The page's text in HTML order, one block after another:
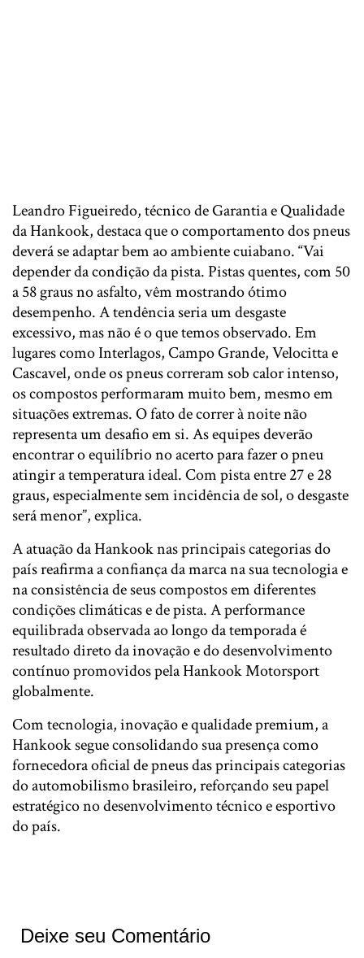
Leandro Figueiredo, técnico de Garantia e Qualidade
da Hankook, destaca que o comportamento dos pneus
deverá se adaptar bem ao ambiente cuiabano. “Vai
depender da condição da pista. Pistas quentes, com 50
a 58 graus no asfalto, vêm mostrando ótimo
desempenho. A tendência seria um desgaste
excessivo, mas não é o que temos observado. Em
lugares como Interlagos, Campo Grande, Velocitta e
Cascavel, onde os pneus correram sob calor intenso,
os compostos performaram muito bem, mesmo em
situações extremas. O fato de correr à noite não
representa um desafio em si. As equipes deverão
encontrar o equilíbrio no acerto para fazer o pneu
atingir a temperatura ideal. Com pista entre 27 e 28
graus, especialmente sem incidência de sol, o desgaste
será menor”, explica.
A atuação da Hankook nas principais categorias do
país reafirma a confiança da marca na sua tecnologia e
na consistência de seus compostos em diferentes
condições climáticas e de pista. A performance
equilibrada observada ao longo da temporada é
resultado direto da inovação e do desenvolvimento
contínuo promovidos pela Hankook Motorsport
globalmente.
Com tecnologia, inovação e qualidade premium, a
Hankook segue consolidando sua presença como
fornecedora oficial de pneus das principais categorias
do automobilismo brasileiro, reforçando seu papel
estratégico no desenvolvimento técnico e esportivo
do país.
Deixe seu Comentário